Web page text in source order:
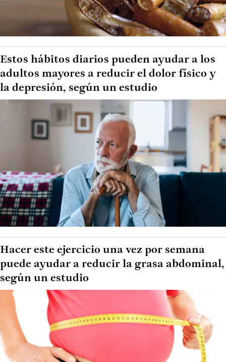
Estos hábitos diarios pueden ayudar a los
adultos mayores a reducir el dolor físico y
la depresión, según un estudio
Hacer este ejercicio una vez por semana
puede ayudar a reducir la grasa abdominal,
según un estudio